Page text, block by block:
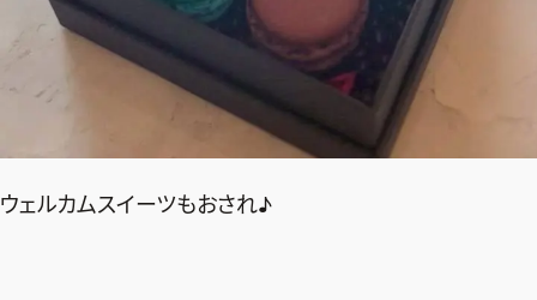
ウェルカムスイーツもおされ♪